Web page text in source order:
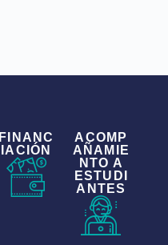
FINANC
IACIÓN
ACOMP
AÑAMIE
NTO A
ESTUDI
ANTES